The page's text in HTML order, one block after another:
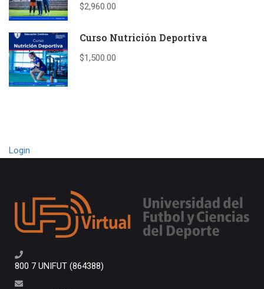
$2,960.00
Curso Nutrición Deportiva
$1,500.00
Login
800 7 UNIFUT (864388)